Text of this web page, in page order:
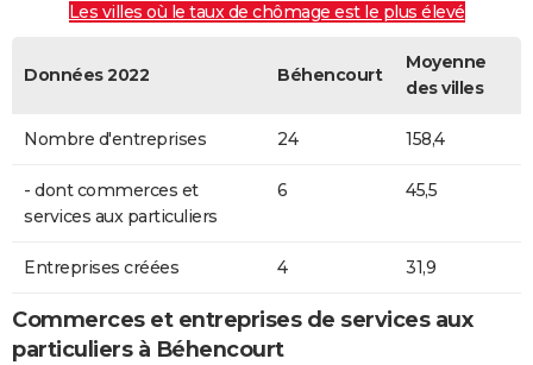
Les villes où le taux de chômage est le plus élevé
Données 2022 Béhencourt
Moyenne
des villes
Nombre d'entreprises 24 158,4
- dont commerces et
services aux particuliers
6 45,5
Entreprises créées 4 31,9
Commerces et entreprises de services aux
particuliers à Béhencourt